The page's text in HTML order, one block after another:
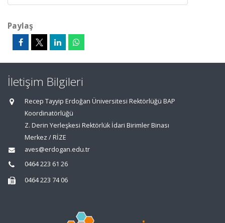
Paylaş
İletişim Bilgileri
Recep Tayyip Erdoğan Üniversitesi Rektörlüğü BAP
Koordinatörlüğü
Z. Derin Yerleşkesi Rektörlük İdari Birimler Binası
Merkez / RİZE
aves@erdogan.edu.tr
0464 223 61 26
0464 223 74 06